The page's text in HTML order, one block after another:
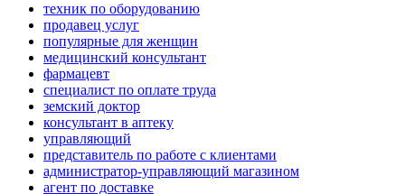
техник по оборудованию
продавец услуг
популярные для женщин
медицинский консультант
фармацевт
специалист по оплате труда
земский доктор
консультант в аптеку
управляющий
представитель по работе с клиентами
администратор-управляющий магазином
агент по доставке